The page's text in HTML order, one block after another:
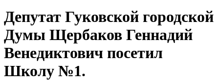
Депутат Гуковской городской
Думы Щербаков Геннадий
Венедиктович посетил
Школу №1.